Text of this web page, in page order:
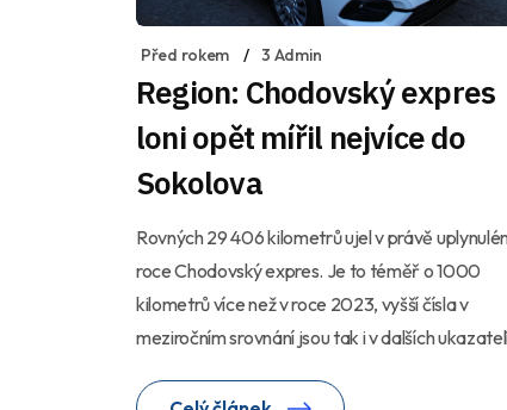
Před rokem 3 Admin
Region: Chodovský expres
loni opět mířil nejvíce do
Sokolova
Rovných 29 406 kilometrů ujel v právě
roce Chodovský expres. Je to téměř o 1000
kilometrů více než v roce 2023, vyšší čísla v
meziročním srovnání jsou tak i v dalších